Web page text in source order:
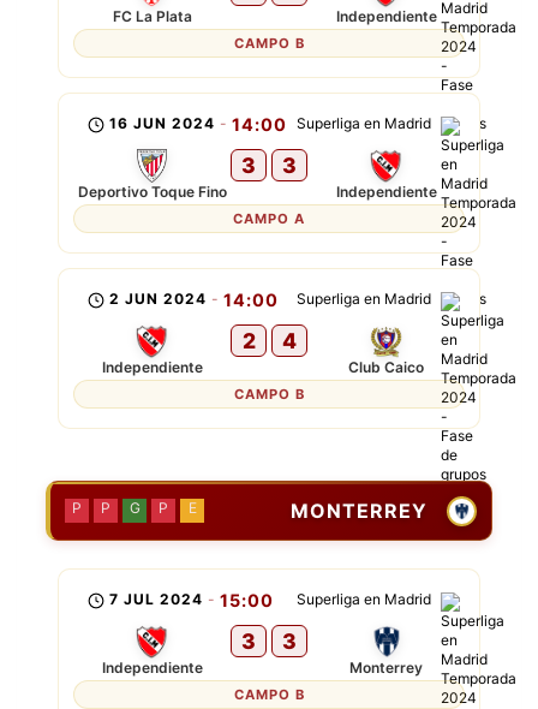
FC La Plata Independiente
CAMPO B
Superliga en Madrid
16 JUN 2024 - 14:00
Deportivo Toque Fino
3 3
Independiente
CAMPO A
Superliga en Madrid
2 JUN 2024 - 14:00
Independiente
2 4
Club Caico
CAMPO B
MONTERREY
P P G P E
Superliga en Madrid
7 JUL 2024 - 15:00
Independiente
3 3
Monterrey
CAMPO B